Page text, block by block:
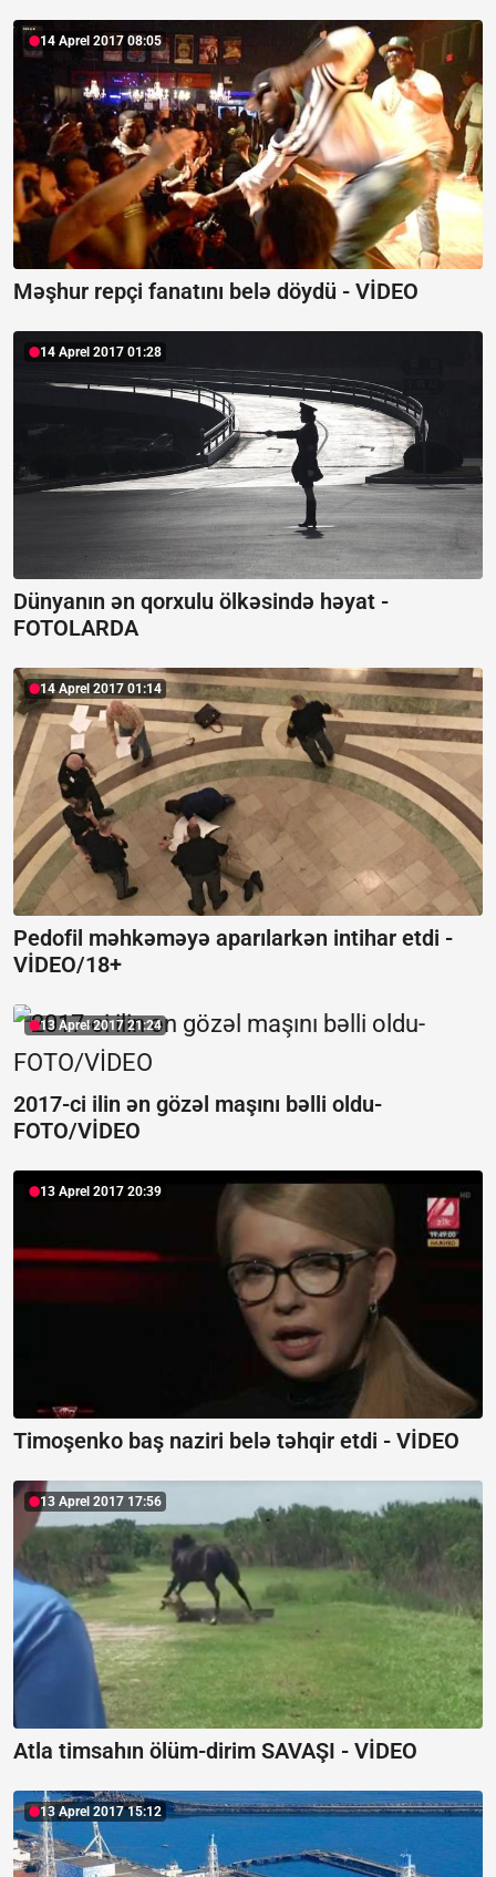
14 Aprel 2017 08:05
Məşhur repçi fanatını belə döydü - VİDEO
14 Aprel 2017 01:28
Dünyanın ən qorxulu ölkəsində həyat -
FOTOLARDA
14 Aprel 2017 01:14
Pedofil məhkəməyə aparılarkən intihar etdi -
VİDEO/18+
13 Aprel 2017 21:24
2017-ci ilin ən gözəl maşını bəlli oldu-
FOTO/VİDEO
13 Aprel 2017 20:39
Timoşenko baş naziri belə təhqir etdi - VİDEO
13 Aprel 2017 17:56
Atla timsahın ölüm-dirim SAVAŞI - VİDEO
13 Aprel 2017 15:12